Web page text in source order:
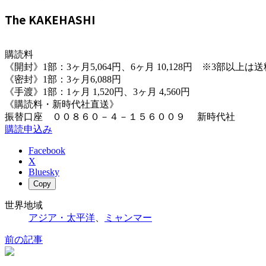
The KAKEHASHI
購読料
《開封》1部：3ヶ月5,064円、6ヶ月 10,128円 ※3部以上は送
《密封》1部：3ヶ月6,088円
《手渡》1部：1ヶ月 1,520円、3ヶ月 4,560円
《購読料・新時代社直送》
振替口座 ００８６０－４－１５６００９ 新時代社
購読申込み
Facebook
X
Bluesky
Copy
世界地域
アジア・太平洋
ミャンマー
前の記事